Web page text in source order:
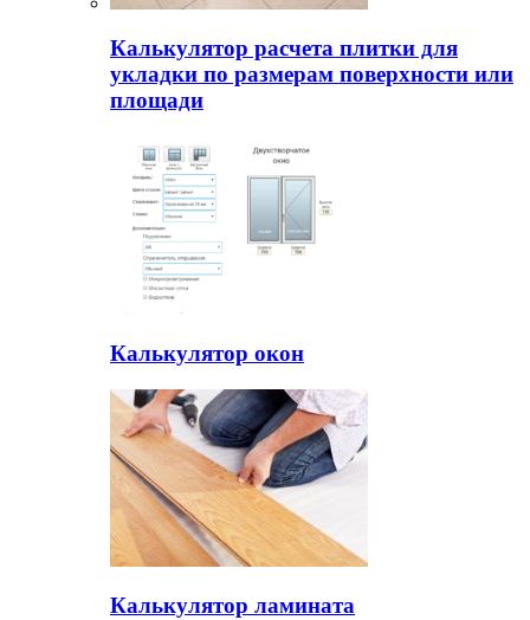
Калькулятор расчета плитки для
укладки по размерам поверхности или
площади
Калькулятор окон
Калькулятор ламината